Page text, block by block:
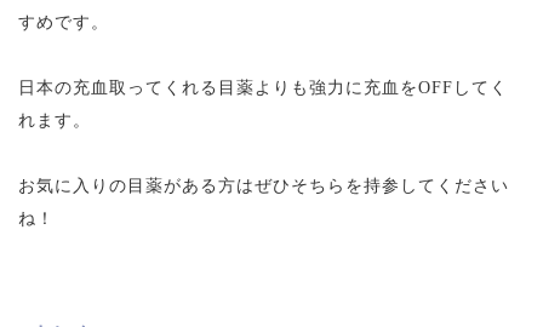
すめです。
日本の充血取ってくれる目薬よりも強力に充血をOFFしてく
れます。
お気に入りの目薬がある方はぜひそちらを持参してください
ね！